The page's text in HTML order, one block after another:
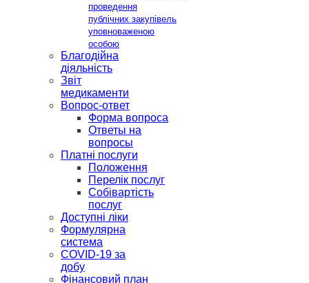
проведення
публічних закупівель
уповноваженою
особою
Благодійна
діяльність
Звіт
медикаменти
Вопрос-ответ
Форма вопроса
Ответы на
вопросы
Платні послуги
Положення
Перелік послуг
Собівартість
послуг
Доступні ліки
Формулярна
система
COVID-19 за
добу
Фінансовий план